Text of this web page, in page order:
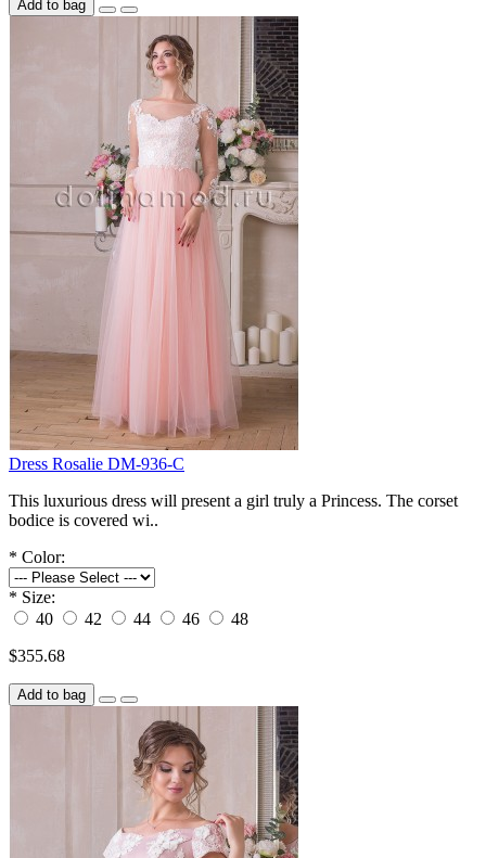
Add to bag
Dress Rosalie DM-936-C
This luxurious dress will present a girl truly a Princess. The corset
bodice is covered wi..
* Color:
* Size:
40
42 44 46
48
$355.68
Add to bag